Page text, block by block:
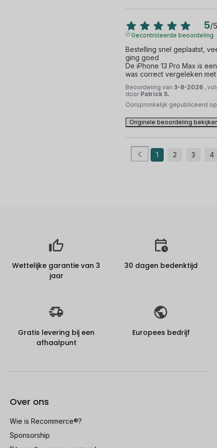
5/5
Gecontroleerde beoordeling
Bestelling snel geplaatst,
ging goed
De iPhone 13 Pro Max is
was correct vergeleken
Beoordeling van 3-8-2026 ,
door Patrick S.
Oorspronkelijk gepubliceerd
Originele beoordeling
1 2 3 4
Wettelijke garantie van 3
jaar
30 dagen bedenktijd
Gratis levering bij een
afhaalpunt
Europees bedrijf
Over ons
Wie is Recommerce®?
Sponsorship